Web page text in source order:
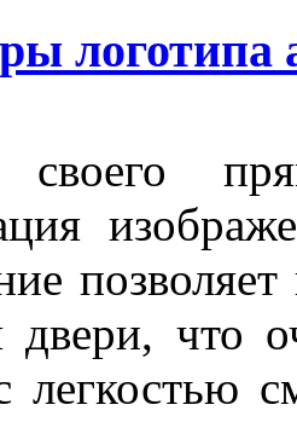
логотипа
двери, что
легкостью